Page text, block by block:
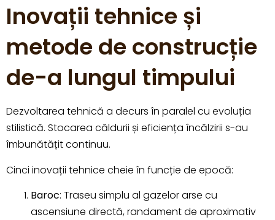
Inovații tehnice și
metode de construcție
de-a lungul timpului
Dezvoltarea tehnică a decurs în paralel cu evoluția
stilistică. Stocarea căldurii și eficiența încălzirii s-au
îmbunătățit continuu.
Cinci inovații tehnice cheie în funcție de epocă:
Baroc: Traseu simplu al gazelor arse cu
ascensiune directă, randament de aproximativ